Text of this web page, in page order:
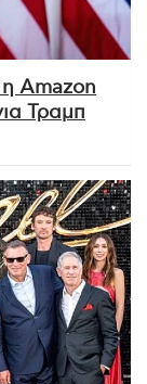
Amazon
Τραμπ